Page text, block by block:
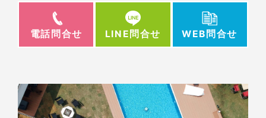
電話問合せ LINE問合せ WEB問合せ